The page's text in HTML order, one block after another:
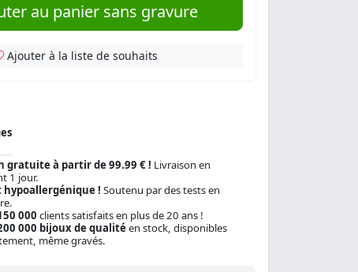
gratuite à partir de 99.99 € ! Livraison en
1 jour.
! Soutenu par des tests en
000 clients satisfaits en plus de 20 ans !
000 bijoux de qualitéen stock, disponibles
même gravés.
au panier sans gravure
Ajouter à la liste de souhaits